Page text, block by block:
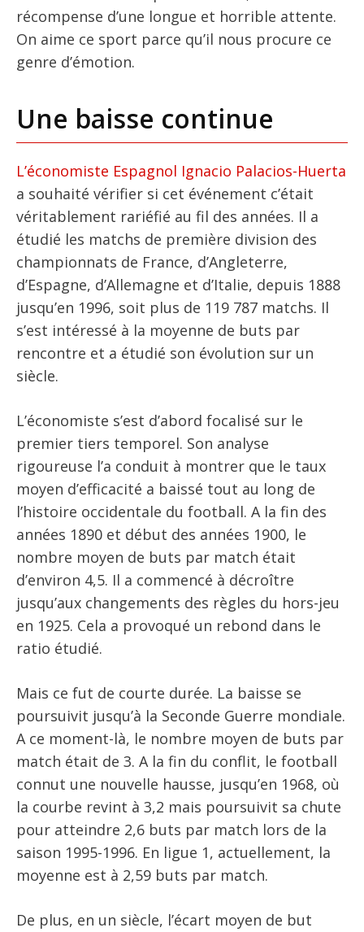
récompense d’une longue et horrible attente.
On aime ce sport parce qu’il nous procure ce
genre d’émotion.
Une baisse continue
L’économiste Espagnol Ignacio Palacios-Huerta
a souhaité vérifier si cet événement c’était
véritablement rariéfié au fil des années. Il a
étudié les matchs de première division des
championnats de France, d’Angleterre,
d’Espagne, d’Allemagne et d’Italie, depuis 1888
jusqu’en 1996, soit plus de 119 787 matchs. Il
s’est intéressé à la moyenne de buts par
rencontre et a étudié son évolution sur un
siècle.
L’économiste s’est d’abord focalisé sur le
premier tiers temporel. Son analyse
rigoureuse l’a conduit à montrer que le taux
moyen d’efficacité a baissé tout au long de
l’histoire occidentale du football. A la fin des
années 1890 et début des années 1900, le
nombre moyen de buts par match était
d’environ 4,5. Il a commencé à décroître
jusqu’aux changements des règles du hors-jeu
en 1925. Cela a provoqué un rebond dans le
ratio étudié.
Mais ce fut de courte durée. La baisse se
poursuivit jusqu’à la Seconde Guerre mondiale.
A ce moment-là, le nombre moyen de buts par
match était de 3. A la fin du conflit, le football
connut une nouvelle hausse, jusqu’en 1968, où
la courbe revint à 3,2 mais poursuivit sa chute
pour atteindre 2,6 buts par match lors de la
saison 1995-1996. En ligue 1, actuellement, la
moyenne est à 2,59 buts par match.
De plus, en un siècle, l’écart moyen de but